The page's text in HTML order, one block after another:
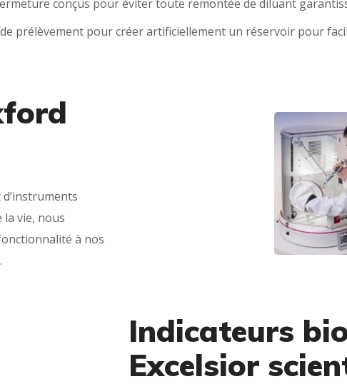
conçus pour éviter toute remontée de diluant
prélèvement pour créer artificiellement un réservoir pour
la vie, nous
à nos
Indicateurs
Excelsior